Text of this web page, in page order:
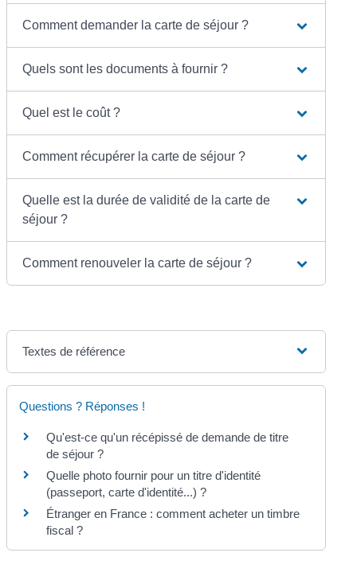
Comment demander la carte de séjour ?
Quels sont les documents à fournir ?
Quel est le coût ?
Comment récupérer la carte de séjour ?
Quelle est la durée de validité de la carte de
séjour ?
Comment renouveler la carte de séjour ?
Textes de référence
Questions ? Réponses !
Qu'est-ce qu'un récépissé de demande de titre
de séjour ?
Quelle photo fournir pour un titre d'identité
(passeport, carte d'identité...) ?
Étranger en France : comment acheter un timbre
fiscal ?